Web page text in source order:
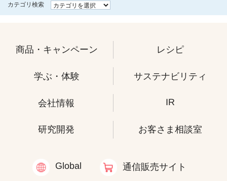
カテゴリ検索
商品・キャンペーン レシピ
学ぶ・体験 サステナビリティ
会社情報 IR
研究開発 お客さま相談室
Global 通信販売サイト